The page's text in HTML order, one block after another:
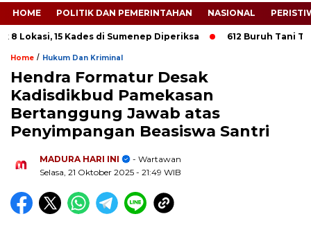
HOME POLITIK DAN PEMERINTAHAN NASIONAL
15 Kades di Sumenep Diperiksa 612 Buruh Tani
Home / Hukum Dan Kriminal
Hendra Formatur Desak
Kadisdikbud Pamekasan
Bertanggung Jawab atas
Penyimpangan Beasiswa Santri
MADURA HARI INI
- Wartawan
Selasa, 21 Oktober 2025 - 21:49 WIB
.